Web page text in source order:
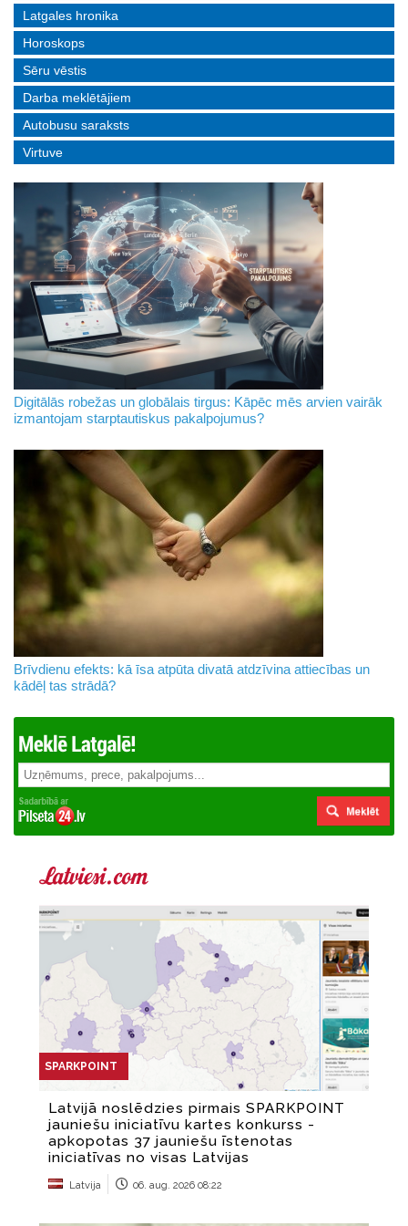
Latgales hronika
Horoskops
Sēru vēstis
Darba meklētājiem
Autobusu saraksts
Virtuve
Digitālās robežas un globālais tirgus: Kāpēc mēs arvien vairāk
izmantojam starptautiskus pakalpojumus?
Brīvdienu efekts: kā īsa atpūta divatā atdzīvina attiecības un
kādēļ tas strādā?